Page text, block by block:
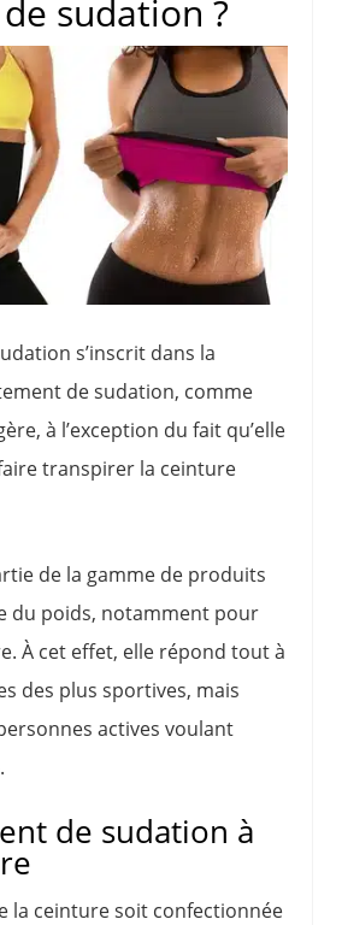
sudation ?
s’inscrit dans la
de sudation, comme
à l’exception du fait qu’elle
transpirer la ceinture
de la gamme de produits
du poids, notamment pour
À cet effet, elle répond tout à
des plus sportives, mais
actives voulant
de sudation à
la ceinture soit confectionnée